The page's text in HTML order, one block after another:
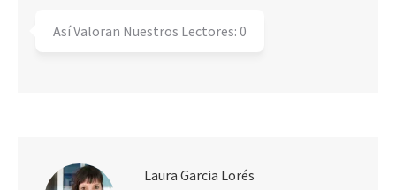
Así Valoran Nuestros Lectores: 0
Laura Garcia Lorés